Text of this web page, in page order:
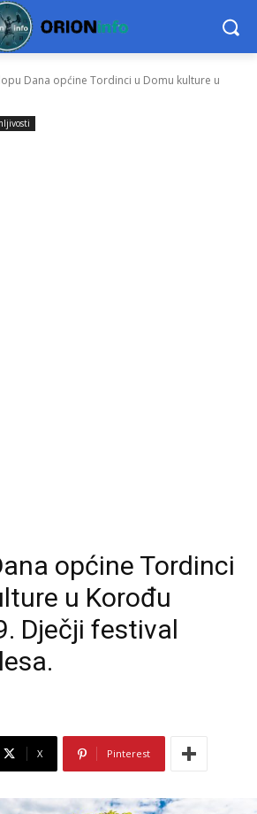
Dana općine Tordinci u Domu kulture u
općine Tordinci
u Korođu
Dječji festival
X Pinterest